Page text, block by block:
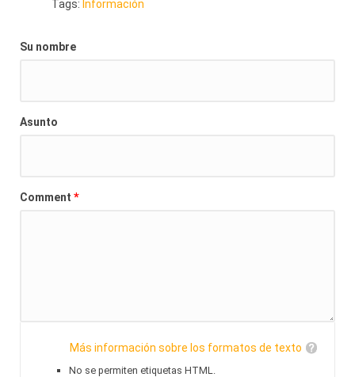
Tags: Información
Su nombre
Asunto
Comment *
Más información sobre los formatos de texto
No se permiten etiquetas HTML.